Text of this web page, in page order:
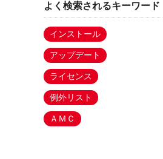
よく検索されるキーワード
インストール
アップデート
ライセンス
例外リスト
ＡＭＣ